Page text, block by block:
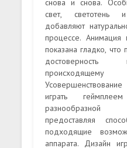
снова и снова.
свет, светотень
добавляют
процессе. Анимация
показана гладко,
играть
разнообразной
предоставляя
подходящие
аппарата. Дизайн